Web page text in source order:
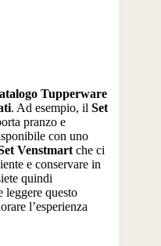
Tupperware
. Ad esempio, il Set
pranzo e
con uno
Venstmart che ci
e conservare in
quindi
leggere questo
l’esperienza